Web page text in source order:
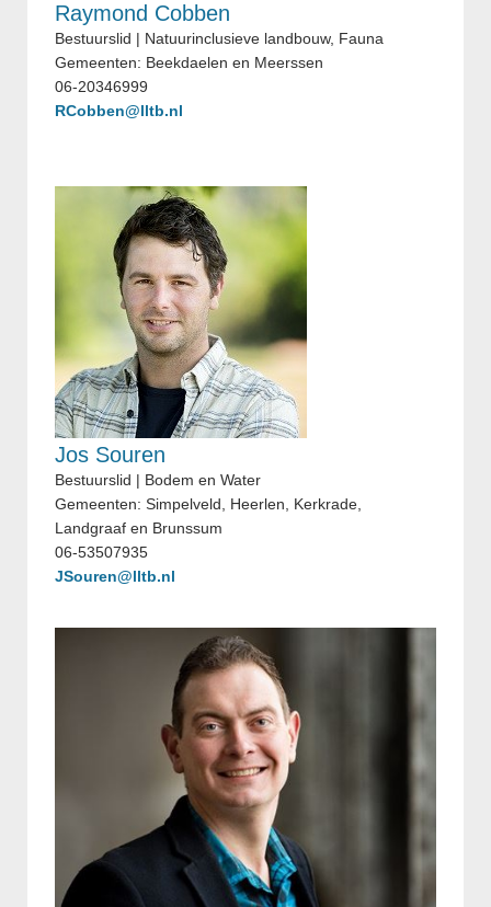
Raymond Cobben
Bestuurslid | Natuurinclusieve landbouw, Fauna
Gemeenten: Beekdaelen en Meerssen
06-20346999
RCobben@lltb.nl
Jos Souren
Bestuurslid | Bodem en Water
Gemeenten: Simpelveld, Heerlen, Kerkrade,
Landgraaf en Brunssum
06-53507935
JSouren@lltb.nl